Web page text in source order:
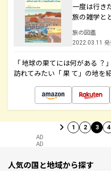
一度は行き
旅の雑学と
旅の図鑑
2022.03.11
「 地球の果てには何がある
訪れてみたい「 果 て」の地を
1 2 3 4
AD
AD
人気の国と地域から探す